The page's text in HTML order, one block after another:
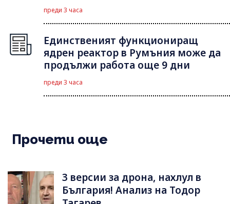
преди 3 часа
Единственият функциониращ
ядрен реактор в Румъния може да
продължи работа още 9 дни
преди 3 часа
Прочети още
3 версии за дрона, нахлул в
България! Анализ на Тодор